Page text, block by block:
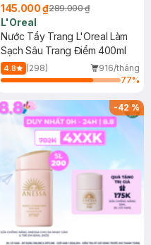
145.000 ₫289.000 ₫
L'Oreal
Nước Tẩy Trang L'Oreal Làm
Sạch Sâu Trang Điểm 400ml
4.8 (298)
916/tháng
77%
-42%